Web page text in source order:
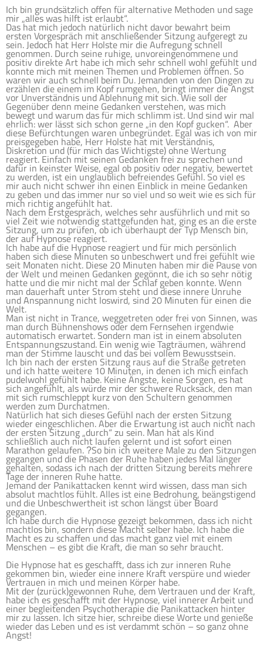
Ich bin grundsätzlich offen für alternative Methoden und sage
mir „alles was hilft ist erlaubt“.
Das hat mich jedoch natürlich nicht davor bewahrt beim
ersten Vorgespräch mit anschließender Sitzung aufgeregt zu
sein. Jedoch hat Herr Holste mir die Aufregung schnell
genommen. Durch seine ruhige, unvoreingenommene und
positiv direkte Art habe ich mich sehr schnell wohl gefühlt und
konnte mich mit meinen Themen und Problemen öffnen. So
waren wir auch schnell beim Du. Jemanden von den Dingen zu
erzählen die einem im Kopf rumgehen, bringt immer die Angst
vor Unverständnis und Ablehnung mit sich. Wie soll der
Gegenüber denn meine Gedanken verstehen, was mich
bewegt und warum das für mich schlimm ist. Und sind wir mal
ehrlich: wer lässt sich schon gerne „in den Kopf gucken“. Aber
diese Befürchtungen waren unbegründet. Egal was ich von mir
preisgegeben habe, Herr Holste hat mit Verständnis,
Diskretion und (für mich das Wichtigste) ohne Wertung
reagiert. Einfach mit seinen Gedanken frei zu sprechen und
dafür in keinster Weise, egal ob positiv oder negativ, bewertet
zu werden, ist ein unglaublich befreiendes Gefühl. So viel es
mir auch nicht schwer ihn einen Einblick in meine Gedanken
zu geben und das immer nur so viel und so weit wie es sich für
mich richtig angefühlt hat.
Nach dem Erstgespräch, welches sehr ausführlich und mit so
viel Zeit wie notwendig stattgefunden hat, ging es an die erste
Sitzung, um zu prüfen, ob ich überhaupt der Typ Mensch bin,
der auf Hypnose reagiert.
Ich habe auf die Hypnose reagiert und für mich persönlich
haben sich diese Minuten so unbeschwert und frei gefühlt wie
seit Monaten nicht. Diese 20 Minuten haben mir die Pause von
der Welt und meinen Gedanken gegönnt, die ich so sehr nötig
hatte und die mir nicht mal der Schlaf geben konnte. Wenn
man dauerhaft unter Strom steht und diese innere Unruhe
und Anspannung nicht loswird, sind 20 Minuten für einen die
Welt.
Man ist nicht in Trance, weggetreten oder frei von Sinnen, was
man durch Bühnenshows oder dem Fernsehen irgendwie
automatisch erwartet. Sondern man ist in einem absoluten
Entspannungszustand. Ein wenig wie Tagträumen, während
man der Stimme lauscht und das bei vollem Bewusstsein.
Ich bin nach der ersten Sitzung raus auf die Straße getreten
und ich hatte weitere 10 Minuten, in denen ich mich einfach
pudelwohl gefühlt habe. Keine Ängste, keine Sorgen, es hat
sich angefühlt, als würde mir der schwere Rucksack, den man
mit sich rumschleppt kurz von den Schultern genommen
werden zum Durchatmen.
Natürlich hat sich dieses Gefühl nach der ersten Sitzung
wieder eingeschlichen. Aber die Erwartung ist auch nicht nach
der ersten Sitzung „durch“ zu sein. Man hat als Kind
schließlich auch nicht laufen gelernt und ist sofort einen
Marathon gelaufen. ?So bin ich weitere Male zu den Sitzungen
gegangen und die Phasen der Ruhe haben jedes Mal länger
gehalten, sodass ich nach der dritten Sitzung bereits mehrere
Tage der inneren Ruhe hatte.
Jemand der Panikattacken kennt wird wissen, dass man sich
absolut machtlos fühlt. Alles ist eine Bedrohung, beängstigend
und die Unbeschwertheit ist schon längst über Board
gegangen.
Ich habe durch die Hypnose gezeigt bekommen, dass ich nicht
machtlos bin, sondern diese Macht selber habe. Ich habe die
Macht es zu schaffen und das macht ganz viel mit einem
Menschen – es gibt die Kraft, die man so sehr braucht.
Die Hypnose hat es geschafft, dass ich zur inneren Ruhe
gekommen bin, wieder eine innere Kraft verspüre und wieder
Vertrauen in mich und meinen Körper habe.
Mit der (zurück)gewonnen Ruhe, dem Vertrauen und der Kraft,
habe ich es geschafft mit der Hypnose, viel innerer Arbeit und
einer begleitenden Psychotherapie die Panikattacken hinter
mir zu lassen. Ich sitze hier, schreibe diese Worte und genieße
wieder das Leben und es ist verdammt schön – so ganz ohne
Angst!